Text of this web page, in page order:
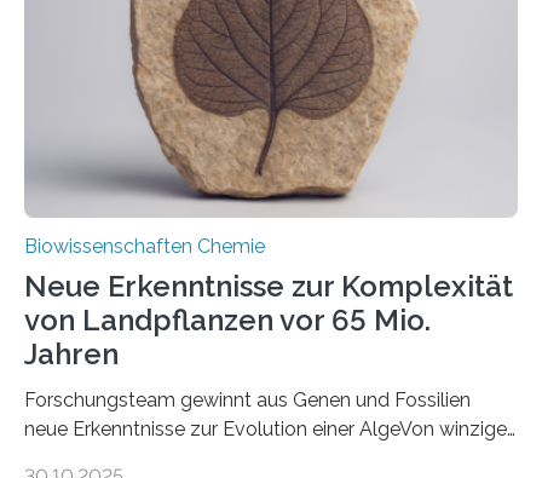
Saccharomyces cerevisiae entdeckt, der für die
Funktionsfähigkeit der Organellen entscheidend ist. Die
Studie wurde am 28. Oktober 2025 in der
Fachzeitschrift…
Biowissenschaften Chemie
Neue Erkenntnisse zur Komplexität
von Landpflanzen vor 65 Mio.
Jahren
Forschungsteam gewinnt aus Genen und Fossilien
neue Erkenntnisse zur Evolution einer AlgeVon winzigen